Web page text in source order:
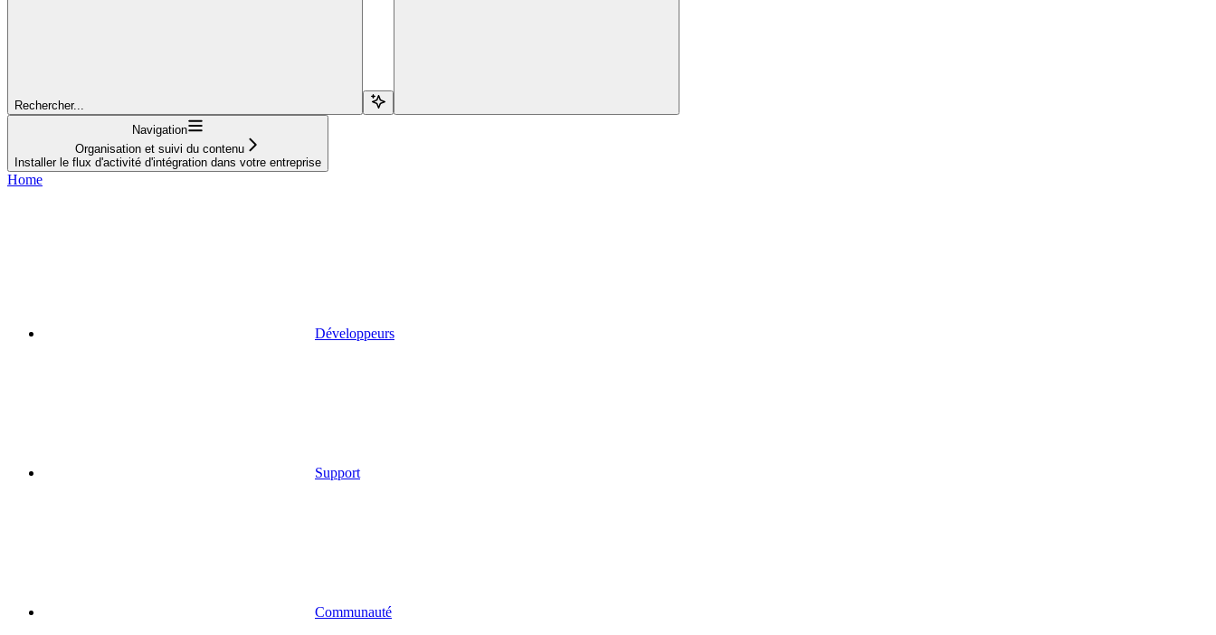
Rechercher...
Navigation
Organisation et suivi du contenu
Installer le flux d'activité d'intégration dans votre entreprise
Home
Développeurs
Support
Communauté